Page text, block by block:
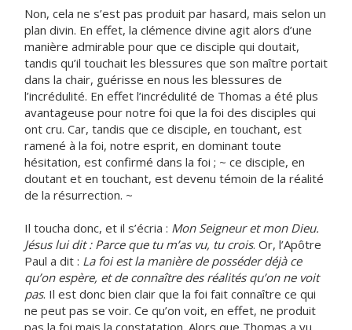
Non, cela ne s’est pas produit par hasard, mais selon un
plan divin. En effet, la clémence divine agit alors d’une
manière admirable pour que ce disciple qui doutait,
tandis qu’il touchait les blessures que son maître portait
dans la chair, guérisse en nous les blessures de
l’incrédulité. En effet l’incrédulité de Thomas a été plus
avantageuse pour notre foi que la foi des disciples qui
ont cru. Car, tandis que ce disciple, en touchant, est
ramené à la foi, notre esprit, en dominant toute
hésitation, est confirmé dans la foi ; ~ ce disciple, en
doutant et en touchant, est devenu témoin de la réalité
de la résurrection. ~
Il toucha donc, et il s’écria : Mon Seigneur et mon Dieu.
Jésus lui dit : Parce que tu m’as vu, tu crois. Or, l’Apôtre
Paul a dit : La foi est la manière de posséder déjà ce
qu’on espère, et de connaître des réalités qu’on ne voit
pas. Il est donc bien clair que la foi fait connaître ce qui
ne peut pas se voir. Ce qu’on voit, en effet, ne produit
pas la foi mais la constatation. Alors que Thomas a vu,